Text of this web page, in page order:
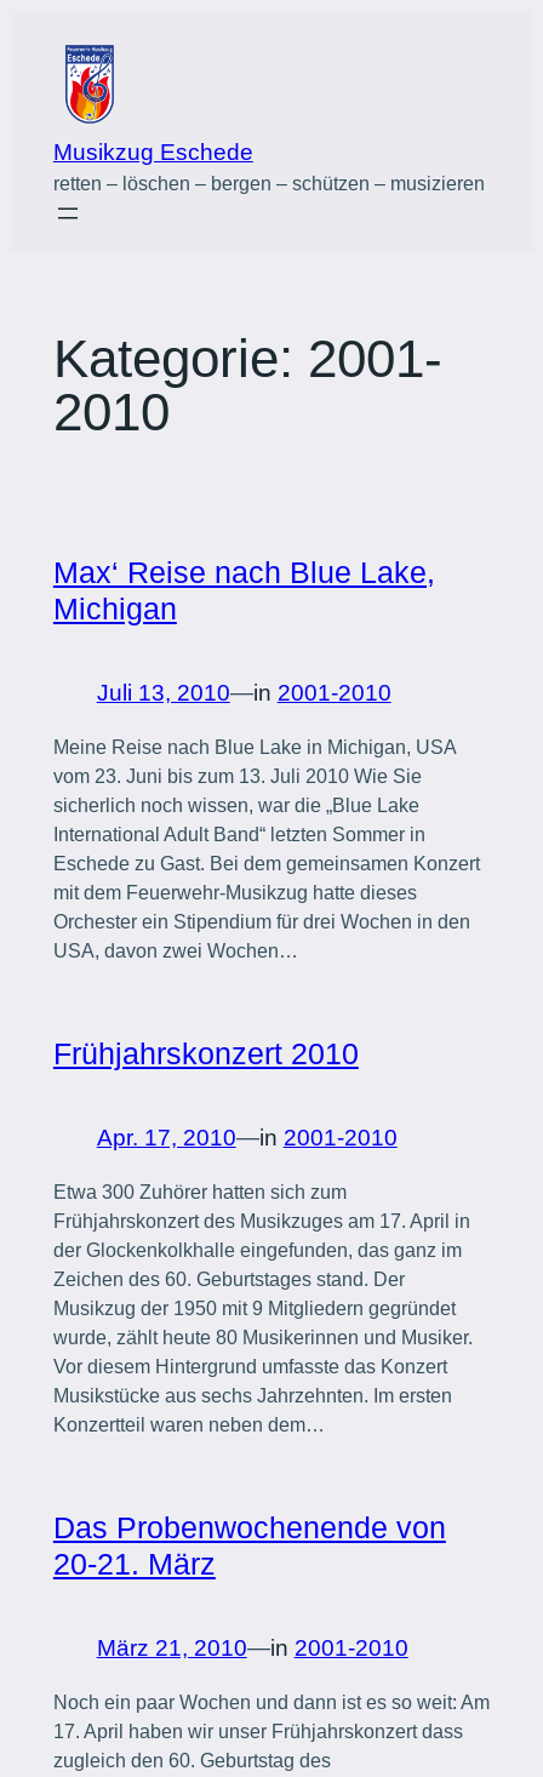
springen
Musikzug Eschede
retten – löschen – bergen – schützen – musizieren
Kategorie: 2001-
2010
Max‘ Reise nach Blue Lake,
Michigan
Juli 13, 2010—in 2001-2010
Meine Reise nach Blue Lake in Michigan, USA
vom 23. Juni bis zum 13. Juli 2010 Wie Sie
sicherlich noch wissen, war die „Blue Lake
International Adult Band“ letzten Sommer in
Eschede zu Gast. Bei dem gemeinsamen Konzert
mit dem Feuerwehr-Musikzug hatte dieses
Orchester ein Stipendium für drei Wochen in den
USA, davon zwei Wochen…
Frühjahrskonzert 2010
Apr. 17, 2010—in 2001-2010
Etwa 300 Zuhörer hatten sich zum
Frühjahrskonzert des Musikzuges am 17. April in
der Glockenkolkhalle eingefunden, das ganz im
Zeichen des 60. Geburtstages stand. Der
Musikzug der 1950 mit 9 Mitgliedern gegründet
wurde, zählt heute 80 Musikerinnen und Musiker.
Vor diesem Hintergrund umfasste das Konzert
Musikstücke aus sechs Jahrzehnten. Im ersten
Konzertteil waren neben dem…
Das Probenwochenende von
20-21. März
März 21, 2010—in 2001-2010
Noch ein paar Wochen und dann ist es so weit: Am
17. April haben wir unser Frühjahrskonzert dass
zugleich den 60. Geburtstag des